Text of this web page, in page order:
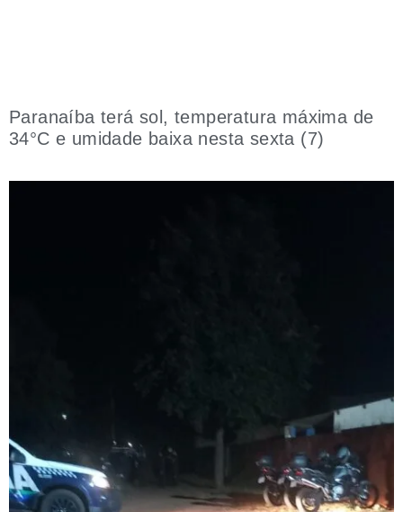
Paranaíba terá sol, temperatura máxima de
34°C e umidade baixa nesta sexta (7)